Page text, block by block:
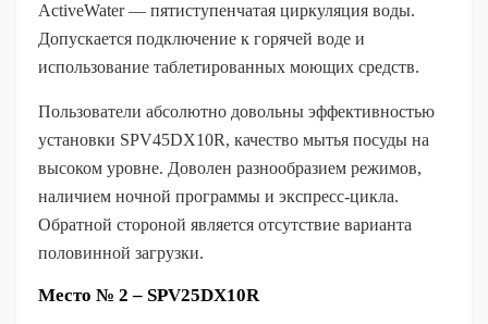
ActiveWater — пятиступенчатая циркуляция воды.
Допускается подключение к горячей воде и
использование таблетированных моющих средств.
Пользователи абсолютно довольны эффективностью
установки SPV45DX10R, качество мытья посуды на
высоком уровне. Доволен разнообразием режимов,
наличием ночной программы и экспресс-цикла.
Обратной стороной является отсутствие варианта
половинной загрузки.
Место № 2 – SPV25DX10R